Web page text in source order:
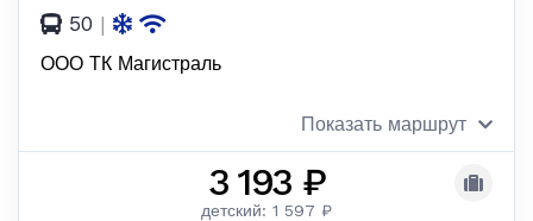
50 |
ООО ТК Магистраль
Показать маршрут
3 193 ₽
детский: 1 597 ₽